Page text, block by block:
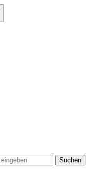
Suchen